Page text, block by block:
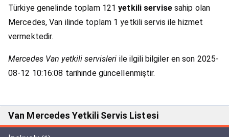
Türkiye genelinde toplam 121yetkili servisesahip olan
Mercedes, Van ilinde toplam 1 yetkili servis ile hizmet
vermektedir.
Mercedes Van yetkili servisleri ile ilgili bilgiler en son 2025-
08-12 10:16:08 tarihinde güncellenmiştir.
Van Mercedes Yetkili Servis Listesi